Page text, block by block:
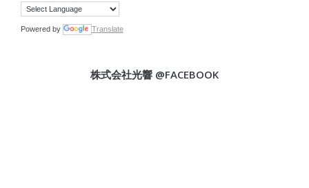
Powered by Translate
株式会社光響 @FACEBOOK